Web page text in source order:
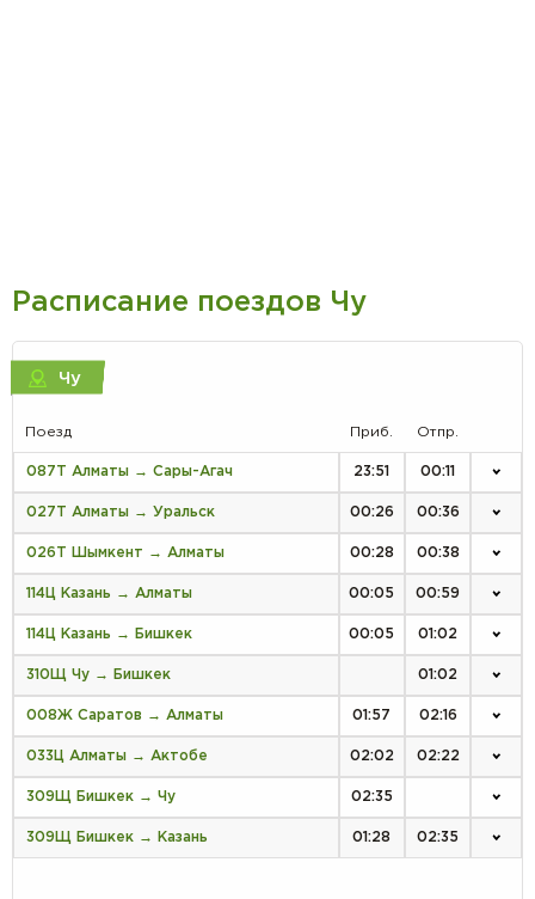
Расписание поездов Чу
Чу
Поезд Приб. Отпр.
087Т Алматы → Сары-Агач 23:51 00:11
027Т Алматы → Уральск 00:26 00:36
026Т Шымкент → Алматы 00:28 00:38
114Ц Казань → Алматы 00:05 00:59
114Ц Казань → Бишкек 00:05 01:02
310Щ Чу → Бишкек 01:02
008Ж Саратов → Алматы 01:57 02:16
033Ц Алматы → Актобе 02:02 02:22
309Щ Бишкек → Чу 02:35
309Щ Бишкек → Казань 01:28 02:35